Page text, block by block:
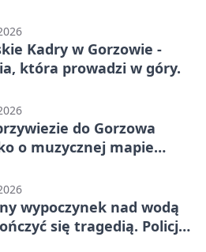
Kadry w Gorzowie -
która prowadzi w góry.
do Gorzowa
o muzycznej mapie
wypoczynek nad wodą
się tragedią. Policja